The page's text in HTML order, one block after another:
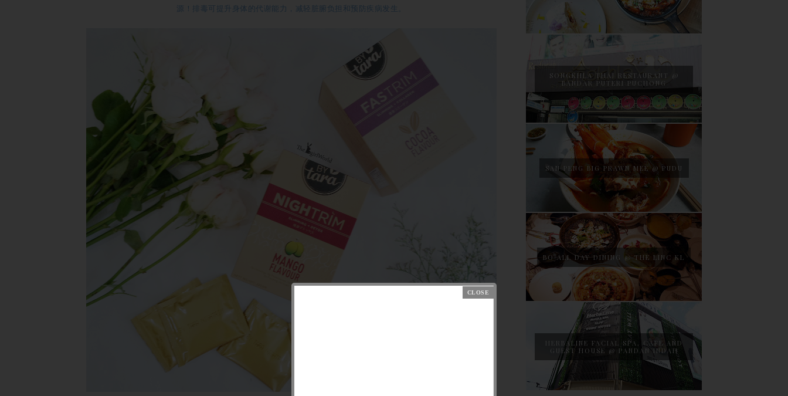
源！排毒可提升身体的代谢能力，减轻脏腑负担和预防疾病发生。
SONGKHLA THAI RESTAURANT @
BANDAR PUTERI PUCHONG
SAN PENG BIG PRAWN MEE @ PUDU
BO ALL DAY DINING @ THE LINC KL
HERBALINE FACIAL SPA, CAFE AND
GUEST HOUSE @ PANDAN INDAH